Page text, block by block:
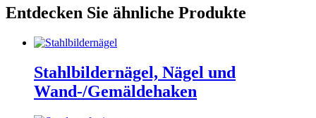
Entdecken Sie ähnliche Produkte
Stahlbildernägel, Nägel und
Wand-/Gemäldehaken